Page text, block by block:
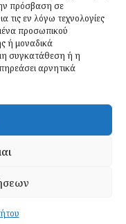
πρόσβαση σε
εν λόγω τεχνολογίες
προσωπικού
ή μοναδικά
συγκατάθεση ή η
αρνητικά
απορρήτου